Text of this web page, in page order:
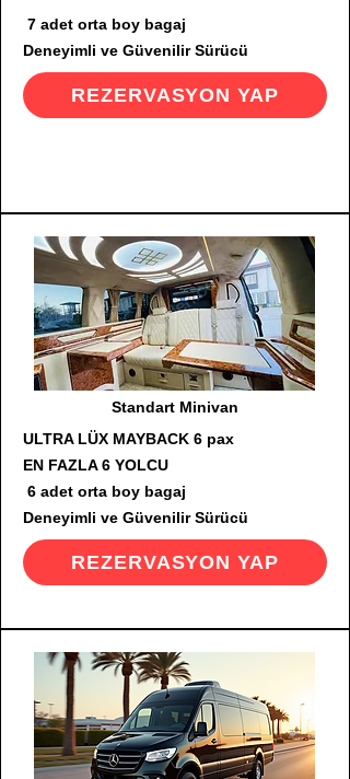
7 adet orta boy bagaj
Deneyimli ve Güvenilir Sürücü
REZERVASYON YAP
Standart Minivan
ULTRA LÜX MAYBACK 6 pax
EN FAZLA 6 YOLCU
6 adet orta boy bagaj
Deneyimli ve Güvenilir Sürücü
REZERVASYON YAP